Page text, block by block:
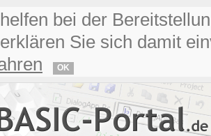
bei der
Sie sich damit
OK